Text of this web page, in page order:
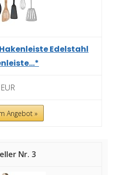
Hakenleiste Edelstahl
Angebot »
3